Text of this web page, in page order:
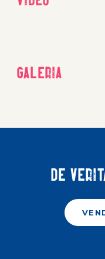
Galeria
De